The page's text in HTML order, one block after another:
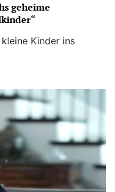
geheime
Kinder ins